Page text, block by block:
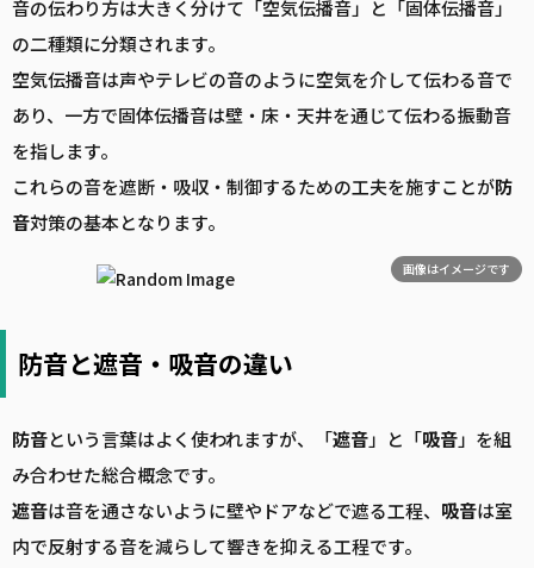
音の伝わり方は大きく分けて「空気伝播音」と「固体伝播音」
の二種類に分類されます。
空気伝播音は声やテレビの音のように空気を介して伝わる音で
あり、一方で固体伝播音は壁・床・天井を通じて伝わる振動音
を指します。
これらの音を遮断・吸収・制御するための工夫を施すことが防
音対策の基本となります。
画像はイメージです
防音と遮音・吸音の違い
防音という言葉はよく使われますが、「遮音」と「吸音」を組
み合わせた総合概念です。
遮音は音を通さないように壁やドアなどで遮る工程、 吸音は室
内で反射する音を減らして響きを抑える工程です。